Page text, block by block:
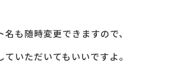
も随時変更できますので、
いただいてもいいですよ。